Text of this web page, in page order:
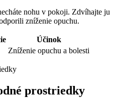
nohu v pokoji. Zdvíhajte ju
zníženie opuchu.
Účinok
Zníženie opuchu a bolesti
prostriedky